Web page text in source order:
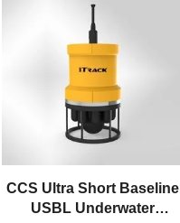
CCS Ultra Short Baseline
USBL Underwater